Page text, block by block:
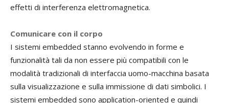
effetti di interferenza elettromagnetica.
Comunicare con il corpo
I sistemi embedded stanno evolvendo in forme e
funzionalità tali da non essere più compatibili con le
modalità tradizionali di interfaccia uomo-macchina basata
sulla visualizzazione e sulla immissione di dati simbolici. I
sistemi embedded sono application-oriented e quindi